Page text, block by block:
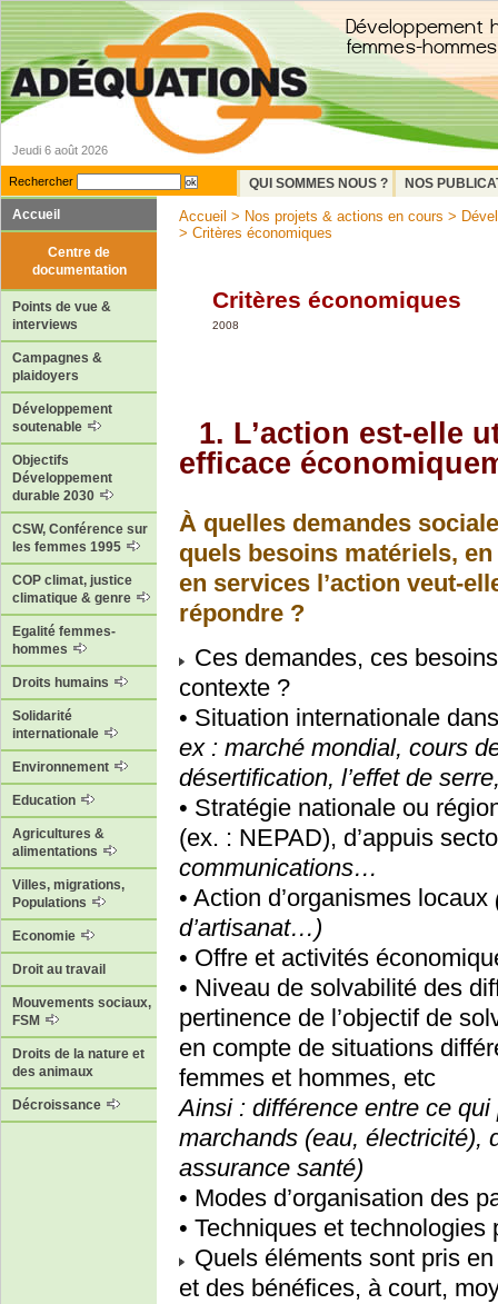
Jeudi 6 août 2026
Rechercher QUI SOMMES NOUS ?
NOS
Accueil
Centre de
documentation
Points de vue &
interviews
Campagnes &
plaidoyers
Développement
soutenable
Objectifs
Développement
durable 2030
CSW, Conférence sur
les femmes 1995
COP climat, justice
climatique & genre
Egalité femmes-
hommes
Droits humains
Solidarité
internationale
Environnement
Education
Agricultures &
alimentations
Villes, migrations,
Populations
Economie
Droit au travail
Mouvements sociaux,
FSM
Droits de la nature et
des animaux
Décroissance
Accueil > Nos projets & actions en cours >
> Critères économiques
Critères économiques
2008
1. L’action est-elle
efficace
À quelles demandes
quels besoins matériels,
en services l’action veut-
répondre ?
Ces demandes, ces
contexte ?
• Situation internationale
ex : marché mondial, cours
désertification, l’effet de
• Stratégie nationale ou
(ex. : NEPAD), d’appuis
communications…
• Action d’organismes locaux
d’artisanat…)
• Offre et activités
• Niveau de solvabilité des
pertinence de l’objectif de
en compte de situations
femmes et hommes, etc
Ainsi : différence entre ce
marchands (eau, électricité),
assurance santé)
• Modes d’organisation des
• Techniques et
Quels éléments sont pris
et des bénéfices, à court,